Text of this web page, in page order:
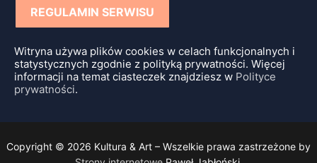
REGULAMIN SERWISU
Witryna używa plików cookies w celach funkcjonalnych i
statystycznych zgodnie z polityką prywatności. Więcej
informacji na temat ciasteczek znajdziesz w Polityce
prywatności.
Copyright © 2026 Kultura & Art – Wszelkie prawa zastrzeżone by